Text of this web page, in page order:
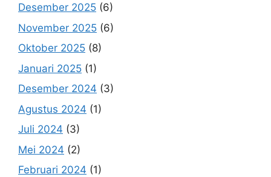
Desember 2025 (6)
November 2025 (6)
Oktober 2025 (8)
Januari 2025 (1)
Desember 2024 (3)
Agustus 2024 (1)
Juli 2024 (3)
Mei 2024 (2)
Februari 2024 (1)